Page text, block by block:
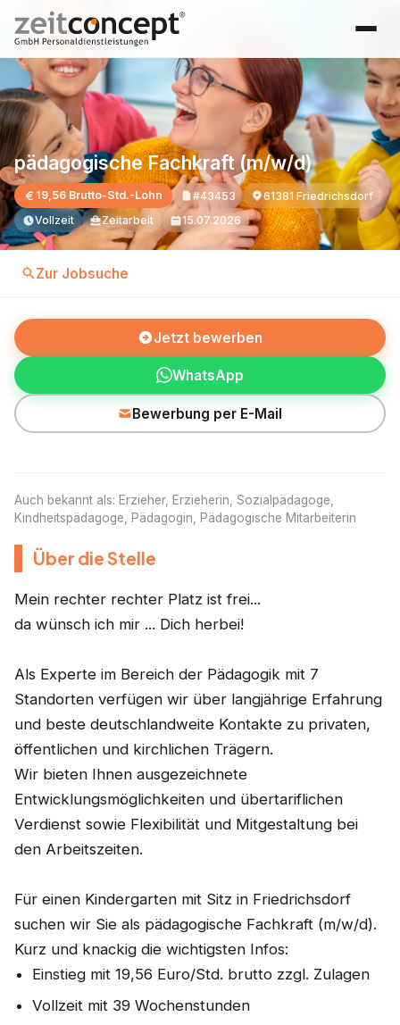
pädagogische Fachkraft (m/w/d)
19,56 Brutto-Std.-Lohn #43453
61381 Friedrichsdorf
Vollzeit
Zeitarbeit 15.07.2026
Zur Jobsuche
Jetzt bewerben
WhatsApp
Bewerbung per E-Mail
Auch bekannt als: Erzieher, Erzieherin, Sozialpädagoge,
Kindheitspädagoge, Pädagogin, Pädagogische Mitarbeiterin
Über die Stelle
Mein rechter rechter Platz ist frei...
da wünsch ich mir ... Dich herbei!
Als Experte im Bereich der Pädagogik mit 7
Standorten verfügen wir über langjährige Erfahrung
und beste deutschlandweite Kontakte zu privaten,
öffentlichen und kirchlichen Trägern.
Wir bieten Ihnen ausgezeichnete
Entwicklungsmöglichkeiten und übertariflichen
Verdienst sowie Flexibilität und Mitgestaltung bei
den Arbeitszeiten.
Für einen Kindergarten mit Sitz in Friedrichsdorf
suchen wir Sie als pädagogische Fachkraft (m/w/d).
Kurz und knackig die wichtigsten Infos:
Einstieg mit 19,56 Euro/Std. brutto zzgl. Zulagen
Vollzeit mit 39 Wochenstunden